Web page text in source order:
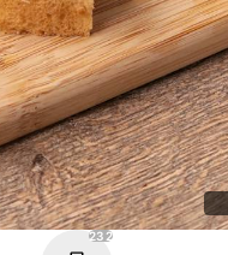
232